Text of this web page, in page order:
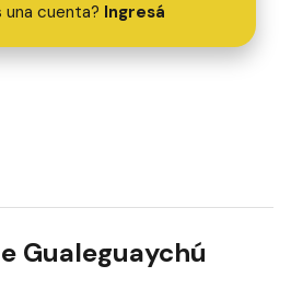
una cuenta? Ingresá
Gualeguaychú